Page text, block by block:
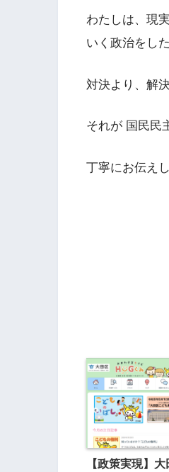
わたしは、現
いく政治をし
対決より、解決
それが 国民民
丁寧にお伝え
【政策実現】